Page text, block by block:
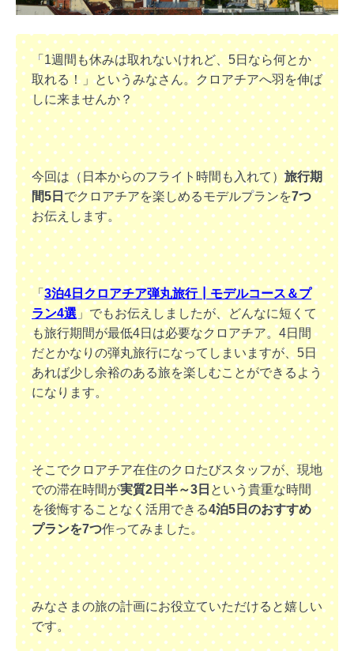
「1週間も休みは取れないけれど、5日なら何とか
取れる！」というみなさん。クロアチアへ羽を伸ば
しに来ませんか？
今回は（日本からのフライト時間も入れて）旅行期
間5日でクロアチアを楽しめるモデルプランを7つ
お伝えします。
「 3泊4日クロアチア弾丸旅行┃モデルコース＆プ
ラン4選 」でもお伝えしましたが、どんなに短くて
も旅行期間が最低4日は必要なクロアチア。4日間
だとかなりの弾丸旅行になってしまいますが、5日
あれば少し余裕のある旅を楽しむことができるよう
になります。
そこでクロアチア在住のクロたびスタッフが、現地
での滞在時間が実質2日半～3日 という貴重な時間
を後悔することなく活用できる4泊5日のおすすめ
プランを7つ作ってみました。
みなさまの旅の計画にお役立ていただけると嬉しい
です。